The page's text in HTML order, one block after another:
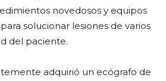
novedosos y equipos
solucionar lesiones de varios
del paciente.
adquirió un ecógrafo de